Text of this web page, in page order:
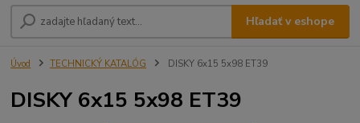
Hľadať v eshope
Úvod TECHNICKÝ KATALÓG DISKY 6x15 5x98 ET39
DISKY 6x15 5x98 ET39